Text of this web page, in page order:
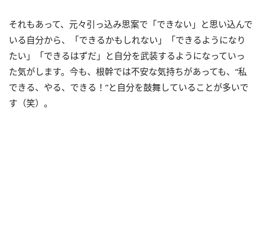
それもあって、元々引っ込み思案で「できない」と思い込んで
いる自分から、「できるかもしれない」「できるようになり
たい」「できるはずだ」と自分を武装するようになっていっ
た気がします。今も、根幹では不安な気持ちがあっても、“私
できる、やる、できる！”と自分を鼓舞していることが多いで
す（笑）。